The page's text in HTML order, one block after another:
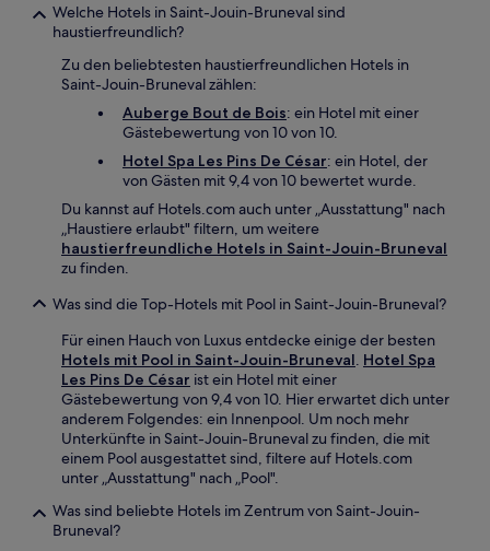
Welche Hotels in Saint-Jouin-Bruneval sind
haustierfreundlich?
Zu den beliebtesten haustierfreundlichen Hotels in
Saint-Jouin-Bruneval zählen:
Auberge Bout de Bois: ein Hotel mit einer
Gästebewertung von 10 von 10.
Hotel Spa Les Pins De César: ein Hotel, der
von Gästen mit 9,4 von 10 bewertet wurde.
Du kannst auf Hotels.com auch unter „Ausstattung" nach
„Haustiere erlaubt" filtern, um weitere
haustierfreundliche Hotels in Saint-Jouin-Bruneval
zu finden.
Was sind die Top-Hotels mit Pool in Saint-Jouin-Bruneval?
Für einen Hauch von Luxus entdecke einige der besten
Hotels mit Pool in Saint-Jouin-Bruneval. Hotel Spa
Les Pins De César ist ein Hotel mit einer
Gästebewertung von 9,4 von 10. Hier erwartet dich unter
anderem Folgendes: ein Innenpool. Um noch mehr
Unterkünfte in Saint-Jouin-Bruneval zu finden, die mit
einem Pool ausgestattet sind, filtere auf Hotels.com
unter „Ausstattung" nach „Pool".
Was sind beliebte Hotels im Zentrum von Saint-Jouin-
Bruneval?